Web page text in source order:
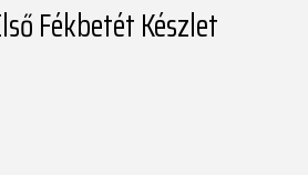
Fékbetét Készlet